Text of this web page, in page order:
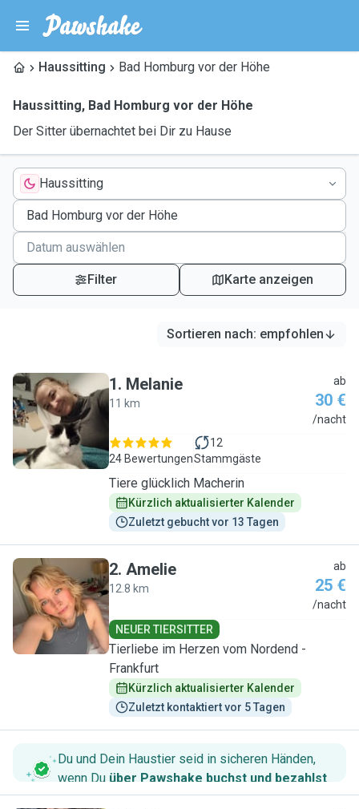
Haussitting Bad Homburg vor der Höhe
Haussitting, Bad Homburg vor der Höhe
Der Sitter übernachtet bei Dir zu Hause
Haussitting
Filter Karte anzeigen
Sortieren nach: empfohlen
M
1. Melanie
11 km
ab
30 €
/nacht
24 Bewertungen
12
Stammgäste
Tiere glücklich Macherin
Kürzlich aktualisierter Kalender
Zuletzt gebucht vor 13 Tagen
A
2. Amelie
12.8 km
ab
25 €
/nacht
NEUER TIERSITTER
Tierliebe im Herzen vom Nordend -
Frankfurt
Kürzlich aktualisierter Kalender
Zuletzt kontaktiert vor 5 Tagen
Du und Dein Haustier seid in sicheren Händen,
wenn Du über Pawshake buchst und bezahlst.